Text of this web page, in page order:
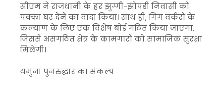
सीएम ने राजधानी के हर झुग्गी-झोपड़ी निवासी को
पक्का घर देने का वादा किया। साथ ही, गिग वर्करों के
कल्याण के लिए एक विशेष बोर्ड गठित किया जाएगा,
जिससे असंगठित क्षेत्र के कामगारों को सामाजिक सुरक्षा
मिलेगी।
यमुना पुनरुद्धार का संकल्प